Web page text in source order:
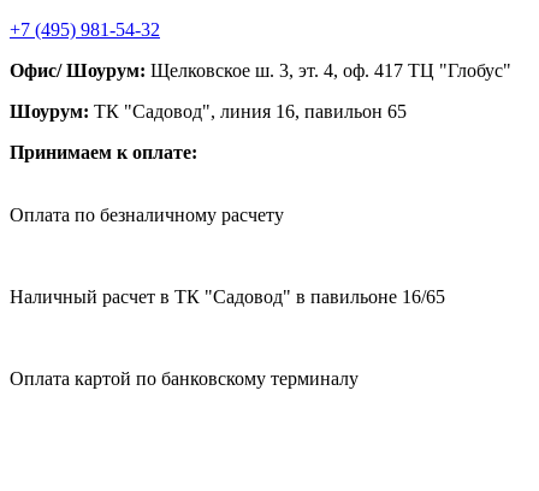
+7 (495) 981-54-32
Офис/ Шоурум: Щелковское ш. 3, эт. 4, оф. 417 ТЦ "Глобус"
Шоурум: ТК "Садовод", линия 16, павильон 65
Принимаем к оплате:
Оплата по безналичному расчету
Наличный расчет в ТК "Садовод" в павильоне 16/65
Оплата картой по банковскому терминалу